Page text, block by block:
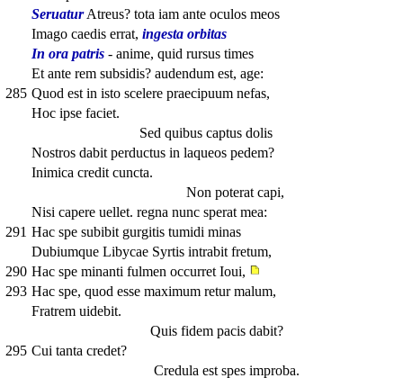
SeruaturAtreus? tota iam ante oculos meos
Imago caedis errat, ingesta orbitas
In ora patris - anime, quid rursus times
Et ante rem subsidis? audendum est, age:
285 Quod est in isto scelere praecipuum nefas,
Hoc ipse faciet.
Sed quibus captus dolis
Nostros dabit perductus in laqueos pedem?
Inimica credit cuncta.
Non poterat capi,
Nisi capere uellet. regna nunc sperat mea:
291 Hac spe subibit gurgitis tumidi minas
Dubiumque Libycae Syrtis intrabit fretum,
290 Hac spe minanti fulmen occurret Ioui,
293 Hac spe, quod esse maximum retur malum,
Fratrem uidebit.
Quis fidem pacis dabit?
295 Cui tanta credet?
Credula est spes improba.